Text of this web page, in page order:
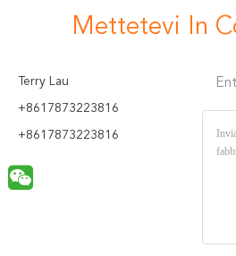
Mettetevi In
Terry Lau
+8617873223816
+8617873223816